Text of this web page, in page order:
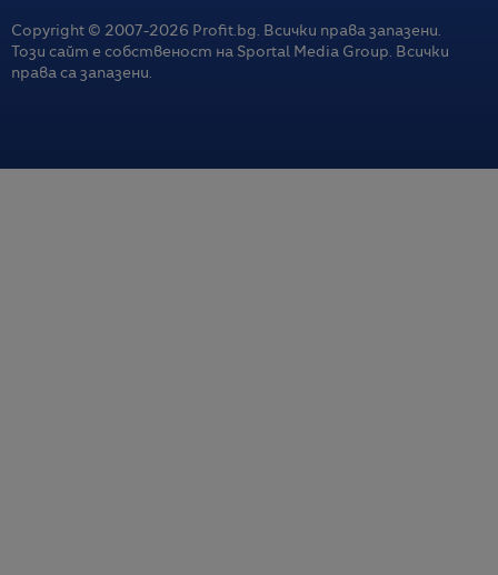
Copyright © 2007-2026 Profit.bg. Всички права запазени.
Този сайт е собственост на Sportal Media Group. Всички
права са запазени.